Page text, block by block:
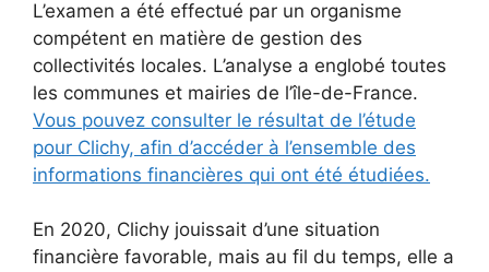
L’examen a été effectué par un organisme
compétent en matière de gestion des
collectivités locales. L’analyse a englobé toutes
les communes et mairies de l’île-de-France.
Vous pouvez consulter le résultat de l’étude
pour Clichy, afin d’accéder à l’ensemble des
informations financières qui ont été étudiées.
En 2020, Clichy jouissait d’une situation
financière favorable, mais au fil du temps, elle a